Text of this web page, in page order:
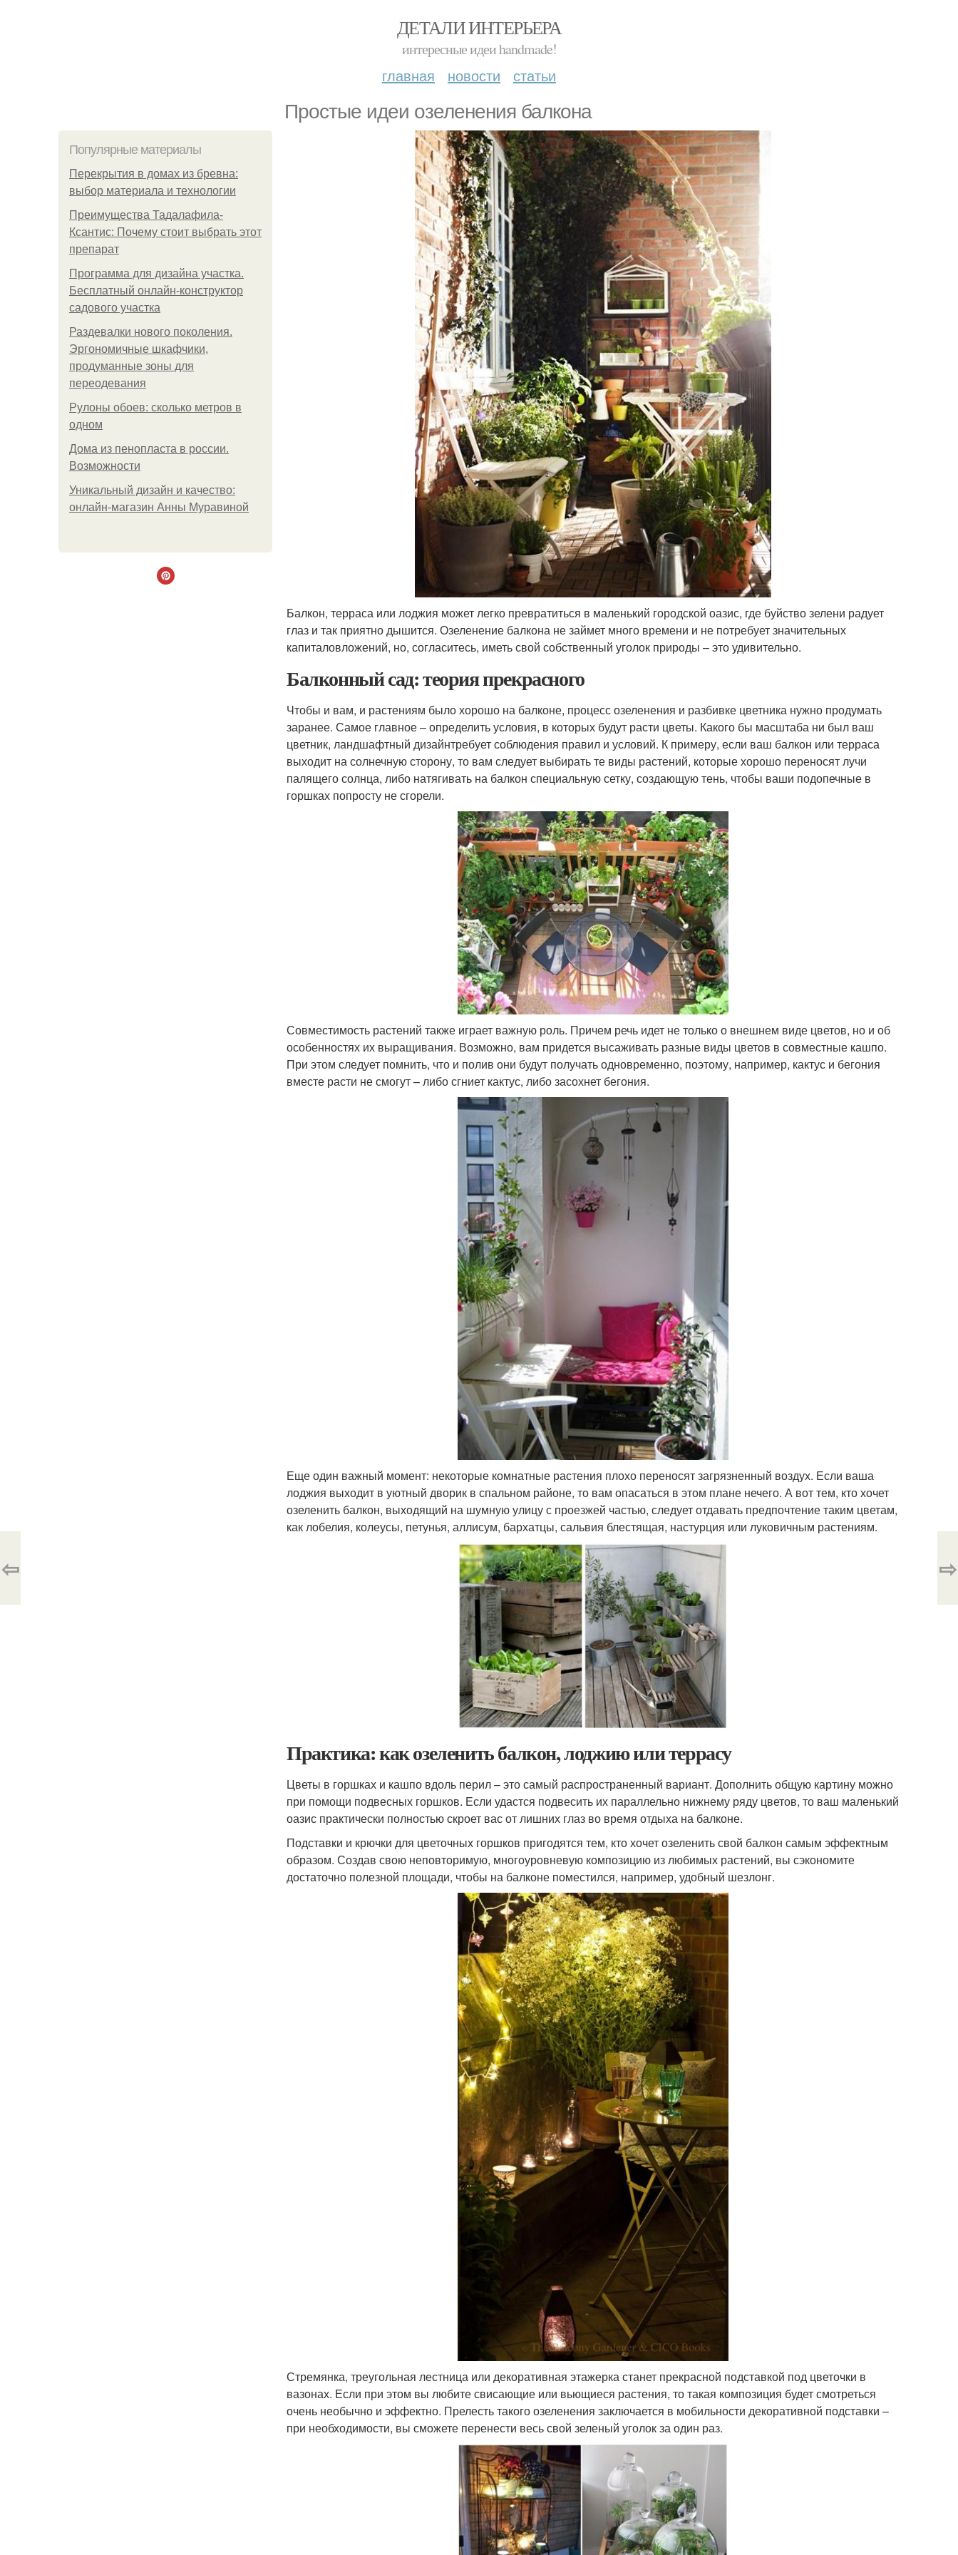
ДЕТАЛИ ИНТЕРЬЕРА
интересные идеи handmade!
главная новости статьи
Простые идеи озеленения балкона
Популярные материалы
Перекрытия в домах из бревна:
выбор материала и технологии
Преимущества Тадалафила-
Ксантис: Почему стоит выбрать этот
препарат
Программа для дизайна участка.
Бесплатный онлайн-конструктор
садового участка
Раздевалки нового поколения.
Эргономичные шкафчики,
продуманные зоны для
переодевания
Рулоны обоев: сколько метров в
одном
Дома из пенопласта в россии.
Возможности
Уникальный дизайн и качество:
онлайн-магазин Анны Муравиной
Балкон, терраса или лоджия может легко превратиться в маленький городской оазис, где буйство зелени радует
глаз и так приятно дышится. Озеленение балкона не займет много времени и не потребует значительных
капиталовложений, но, согласитесь, иметь свой собственный уголок природы – это удивительно.
Балконный сад: теория прекрасного
Чтобы и вам, и растениям было хорошо на балконе, процесс озеленения и разбивке цветника нужно продумать
заранее. Самое главное – определить условия, в которых будут расти цветы. Какого бы масштаба ни был ваш
цветник, ландшафтный дизайнтребует соблюдения правил и условий. К примеру, если ваш балкон или терраса
выходит на солнечную сторону, то вам следует выбирать те виды растений, которые хорошо переносят лучи
палящего солнца, либо натягивать на балкон специальную сетку, создающую тень, чтобы ваши подопечные в
горшках попросту не сгорели.
Совместимость растений также играет важную роль. Причем речь идет не только о внешнем виде цветов, но и об
особенностях их выращивания. Возможно, вам придется высаживать разные виды цветов в совместные кашпо.
При этом следует помнить, что и полив они будут получать одновременно, поэтому, например, кактус и бегония
вместе расти не смогут – либо сгниет кактус, либо засохнет бегония.
Еще один важный момент: некоторые комнатные растения плохо переносят загрязненный воздух. Если ваша
лоджия выходит в уютный дворик в спальном районе, то вам опасаться в этом плане нечего. А вот тем, кто хочет
озеленить балкон, выходящий на шумную улицу с проезжей частью, следует отдавать предпочтение таким цветам,
как лобелия, колеусы, петунья, аллисум, бархатцы, сальвия блестящая, настурция или луковичным растениям.
Практика: как озеленить балкон, лоджию или террасу
Цветы в горшках и кашпо вдоль перил – это самый распространенный вариант. Дополнить общую картину можно
при помощи подвесных горшков. Если удастся подвесить их параллельно нижнему ряду цветов, то ваш маленький
оазис практически полностью скроет вас от лишних глаз во время отдыха на балконе.
Подставки и крючки для цветочных горшков пригодятся тем, кто хочет озеленить свой балкон самым эффектным
образом. Создав свою неповторимую, многоуровневую композицию из любимых растений, вы сэкономите
достаточно полезной площади, чтобы на балконе поместился, например, удобный шезлонг.
Стремянка, треугольная лестница или декоративная этажерка станет прекрасной подставкой под цветочки в
вазонах. Если при этом вы любите свисающие или вьющиеся растения, то такая композиция будет смотреться
очень необычно и эффектно. Прелесть такого озеленения заключается в мобильности декоративной подставки –
при необходимости, вы сможете перенести весь свой зеленый уголок за один раз.
⇦ ⇨